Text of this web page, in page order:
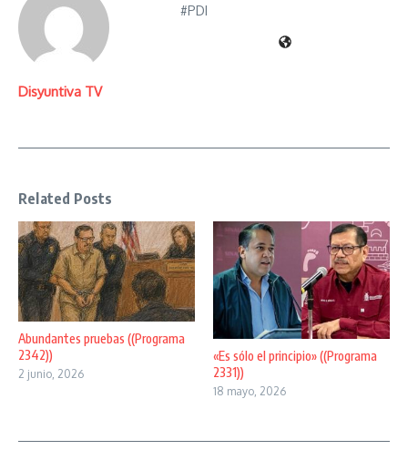
Disyuntiva TV
#PDI
Related Posts
Abundantes pruebas ((Programa
2342))
2 junio, 2026
«Es sólo el principio» ((Programa
2331))
18 mayo, 2026